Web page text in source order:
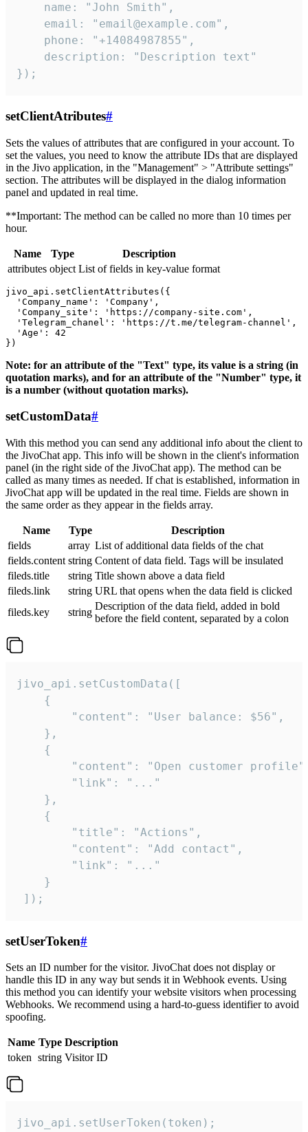
    name: "John Smith",
    email: "email@example.com",
    phone: "+14084987855",
    description: "Description text"
});
setClientAtributes#
Sets the values ​​of attributes that are configured in your account. To
set the values, you need to know the attribute IDs that are displayed
in the Jivo application, in the "Management" > "Attribute settings"
section. The attributes will be displayed in the dialog information
panel and updated in real time.
**Important: The method can be called no more than 10 times per
hour.
Name Type
Description
attributes object List of fields in key-value format
jivo_api.setClientAttributes({
  'Company_name': 'Company',
  'Company_site': 'https://company-site.com',
  'Telegram_chanel': 'https://t.me/telegram-channel',
  'Age': 42
Note: for an attribute of the "Text" type, its value is a string (in
quotation marks), and for an attribute of the "Number" type, it
is a number (without quotation marks).
setCustomData#
With this method you can send any additional info about the client to
the JivoChat app. This info will be shown in the client's information
panel (in the right side of the JivoChat app). The method can be
called as many times as needed. If chat is established, information in
JivoChat app will be updated in the real time. Fields are shown in
the same order as they appear in the fields array.
Name Type
Description
fields
array List of additional data fields of the chat
fields.content string Content of data field. Tags will be insulated
fileds.title
string Title shown above a data field
fileds.link
string URL that opens when the data field is clicked
fileds.key
string
Description of the data field, added in bold
before the field content, separated by a colon
jivo_api.setCustomData([
    {
        "content": "User balance: $56",
    },
    {
"content": "Open customer
        "link": "..."
    },
    {
        "title": "Actions",
        "content": "Add contact",
        "link": "..."
    }
]);
setUserToken#
Sets an ID number for the visitor. JivoChat does not display or
handle this ID in any way but sends it in Webhook events. Using
this method you can identify your website visitors when processing
Webhooks. We recommend using a hard-to-guess identifier to avoid
spoofing.
Name Type Description
token string Visitor ID
jivo_api.setUserToken(token);